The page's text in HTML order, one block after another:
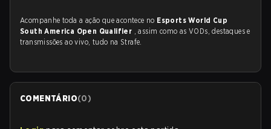
Acompanhe toda a ação que acontece no Esports World Cup
South America Open Qualifier , assim como as VODs, destaques e
transmissões ao vivo, tudo na Strafe.
COMENTÁRIO(0)